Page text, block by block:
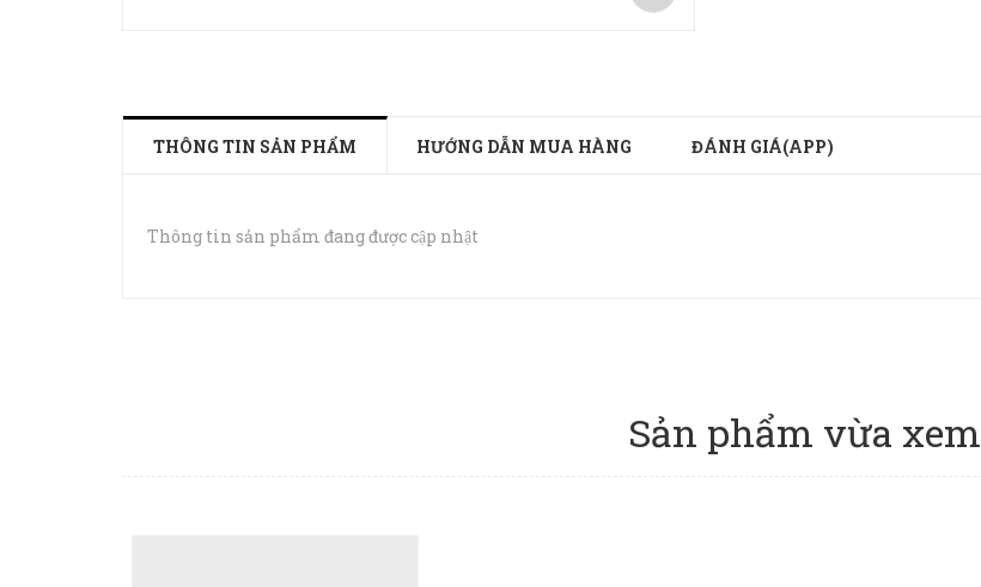
THÔNG TIN SẢN PHẨM HƯỚNG DẪN MUA HÀNG ĐÁNH GIÁ(APP)
Thông tin sản phẩm đang được cập nhật
Sản phẩm vừa xem